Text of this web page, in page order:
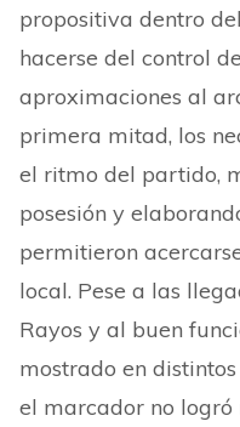
propositiva dentro
hacerse del control
aproximaciones al
primera mitad, los
el ritmo del partido,
posesión y
permitieron
local. Pese a las
Rayos y al buen
mostrado en
el marcador no logró